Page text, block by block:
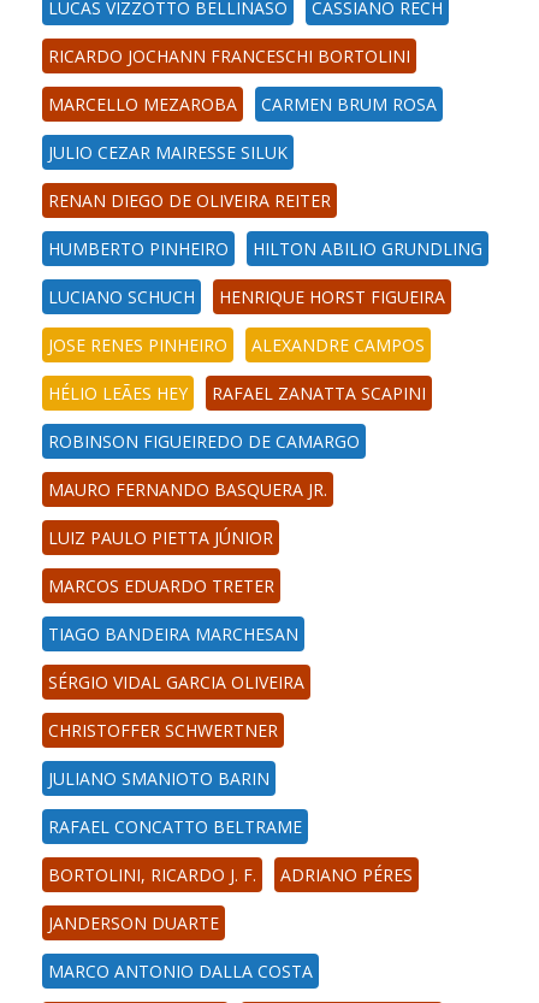
LUCAS VIZZOTTO BELLINASO CASSIANO RECH
RICARDO JOCHANN FRANCESCHI BORTOLINI
MARCELLO MEZAROBA CARMEN BRUM ROSA
JULIO CEZAR MAIRESSE SILUK
RENAN DIEGO DE OLIVEIRA REITER
HUMBERTO PINHEIRO HILTON ABILIO GRUNDLING
LUCIANO SCHUCH HENRIQUE HORST FIGUEIRA
JOSE RENES PINHEIRO ALEXANDRE CAMPOS
HÉLIO LEÃES HEY RAFAEL ZANATTA SCAPINI
ROBINSON FIGUEIREDO DE CAMARGO
MAURO FERNANDO BASQUERA JR.
LUIZ PAULO PIETTA JÚNIOR
MARCOS EDUARDO TRETER
TIAGO BANDEIRA MARCHESAN
SÉRGIO VIDAL GARCIA OLIVEIRA
CHRISTOFFER SCHWERTNER
JULIANO SMANIOTO BARIN
RAFAEL CONCATTO BELTRAME
BORTOLINI, RICARDO J. F. ADRIANO PÉRES
JANDERSON DUARTE
MARCO ANTONIO DALLA COSTA